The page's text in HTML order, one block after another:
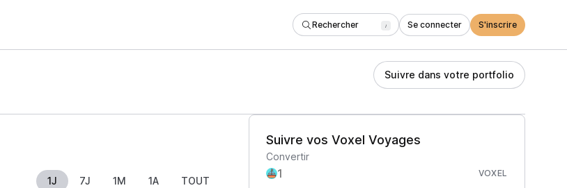
Rechercher / Se connecter S'inscrire
Suivre dans votre portfolio
1J 7J 1M 1A TOUT
Suivre vos Voxel Voyages
Convertir
VOXEL